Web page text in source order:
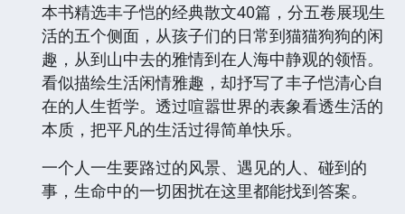
本书精选丰子恺的经典散文40篇，分五卷展现生
活的五个侧面，从孩子们的日常到猫猫狗狗的闲
趣，从到山中去的雅情到在人海中静观的领悟。
看似描绘生活闲情雅趣，却抒写了丰子恺清心自
在的人生哲学。透过喧嚣世界的表象看透生活的
本质，把平凡的生活过得简单快乐。
一个人一生要路过的风景、遇见的人、碰到的
事，生命中的一切困扰在这里都能找到答案。